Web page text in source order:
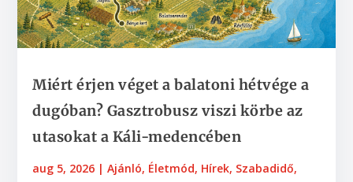
Miért érjen véget a balatoni hétvége a
dugóban? Gasztrobusz viszi körbe az
utasokat a Káli-medencében
aug 5, 2026 |Ajánló, Életmód, Hírek, Szabadidő,